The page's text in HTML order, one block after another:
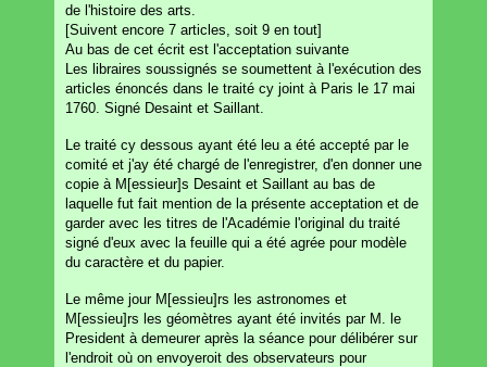
de l'histoire des arts.
[Suivent encore 7 articles, soit 9 en tout]
Au bas de cet écrit est l'acceptation suivante
Les libraires soussignés se soumettent à l'exécution des
articles énoncés dans le traité cy joint à Paris le 17 mai
1760. Signé Desaint et Saillant.
Le traité cy dessous ayant été leu a été accepté par le
comité et j'ay été chargé de l'enregistrer, d'en donner une
copie à M[essieur]s Desaint et Saillant au bas de
laquelle fut fait mention de la présente acceptation et de
garder avec les titres de l'Académie l'original du traité
signé d'eux avec la feuille qui a été agrée pour modèle
du caractère et du papier.
Le même jour M[essieu]rs les astronomes et
M[essieu]rs les géomètres ayant été invités par M. le
President à demeurer après la séance pour délibérer sur
l'endroit où on envoyeroit des observateurs pour